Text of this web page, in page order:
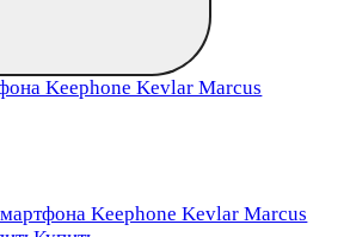
Keephone Kevlar Marcus